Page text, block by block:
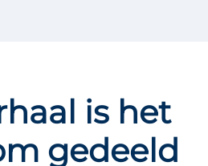
is het
gedeeld